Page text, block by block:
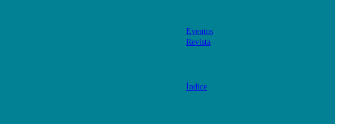
Eventos
Revista
Índice